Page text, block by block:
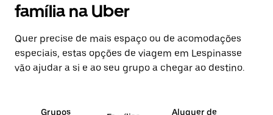
família na Uber
Quer precise de mais espaço ou de acomodações
especiais, estas opções de viagem em Lespinasse
vão ajudar a si e ao seu grupo a chegar ao destino.
Grupos
Aluguer de